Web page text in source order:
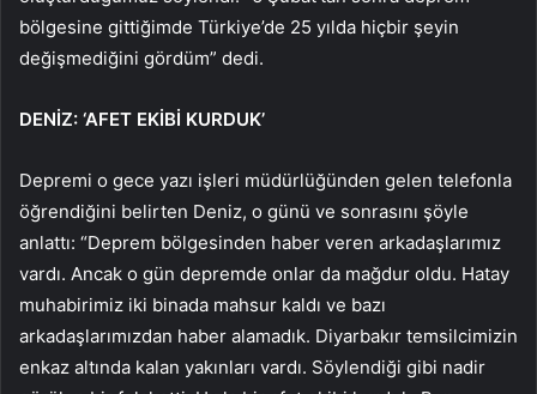
bölgesine gittiğimde Türkiye’de 25 yılda hiçbir şeyin
değişmediğini gördüm” dedi.
DENİZ: ‘AFET EKİBİ KURDUK’
Depremi o gece yazı işleri müdürlüğünden gelen telefonla
öğrendiğini belirten Deniz, o günü ve sonrasını şöyle
anlattı: “Deprem bölgesinden haber veren arkadaşlarımız
vardı. Ancak o gün depremde onlar da mağdur oldu. Hatay
muhabirimiz iki binada mahsur kaldı ve bazı
arkadaşlarımızdan haber alamadık. Diyarbakır temsilcimizin
enkaz altında kalan yakınları vardı. Söylendiği gibi nadir